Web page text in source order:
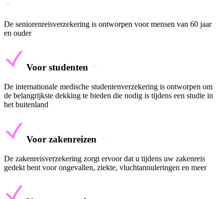
De seniorenreisverzekering is ontworpen voor mensen van 60 jaar
en ouder
Voor studenten
De internationale medische studentenverzekering is ontworpen om
de belangrijkste dekking te bieden die nodig is tijdens een studie in
het buitenland
Voor zakenreizen
De zakenreisverzekering zorgt ervoor dat u tijdens uw zakenreis
gedekt bent voor ongevallen, ziekte, vluchtannuleringen en meer